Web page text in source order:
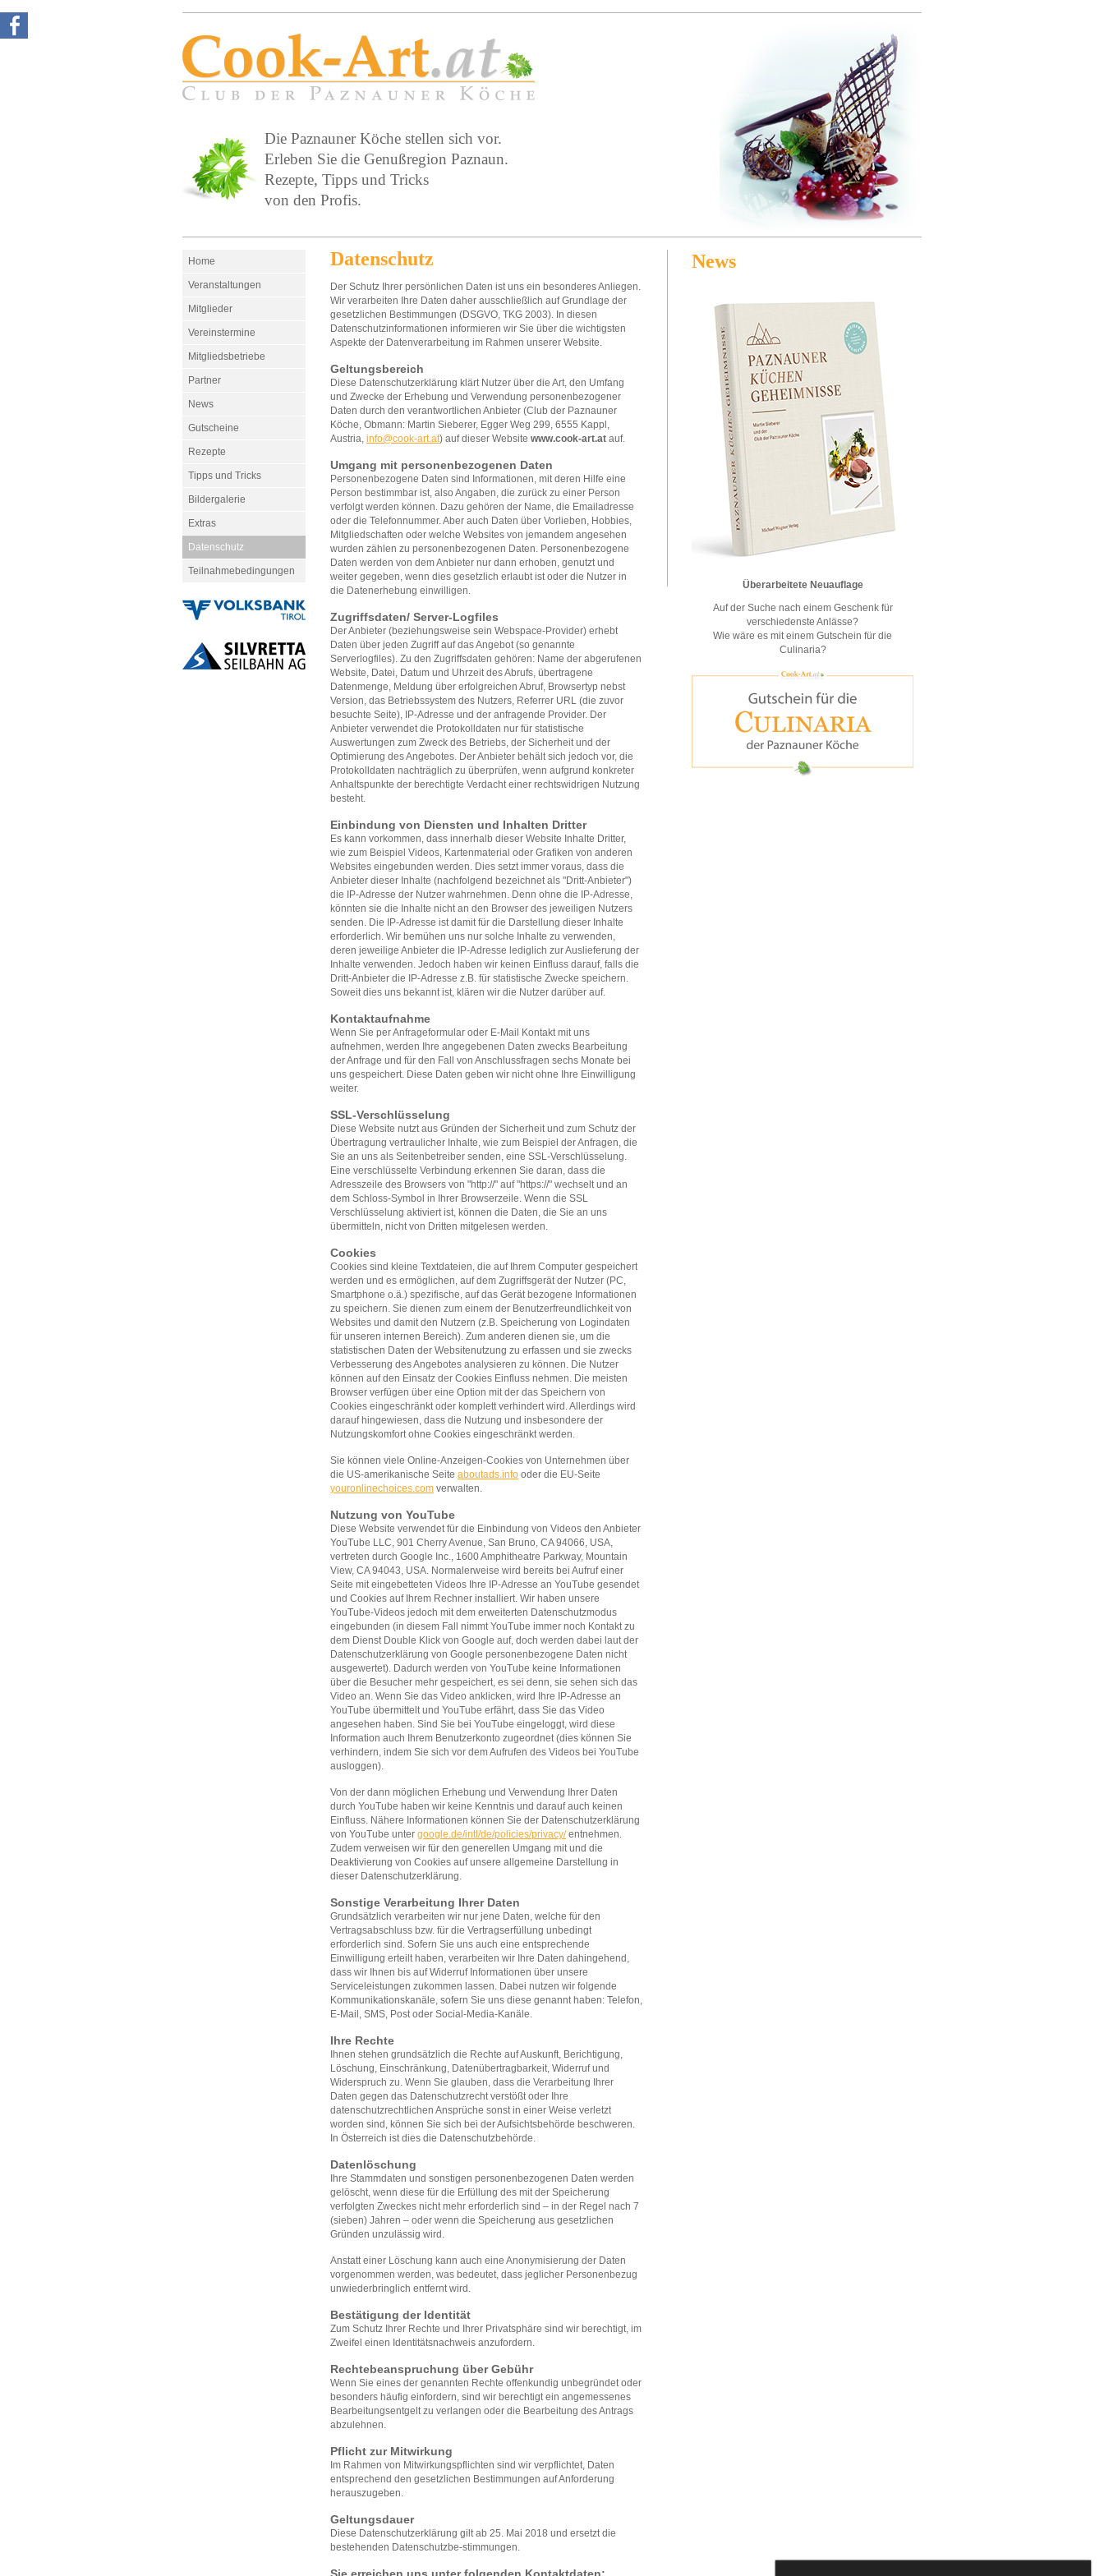
Die Paznauner Köche stellen sich vor.
Erleben Sie die Genußregion Paznaun.
Rezepte, Tipps und Tricks
von den Profis.
Home
Veranstaltungen
Mitglieder
Vereinstermine
Mitgliedsbetriebe
Partner
News
Gutscheine
Rezepte
Tipps und Tricks
Bildergalerie
Extras
Datenschutz
Teilnahmebedingungen
Datenschutz
Der Schutz Ihrer persönlichen Daten ist uns ein besonderes Anliegen.
Wir verarbeiten Ihre Daten daher ausschließlich auf Grundlage der
gesetzlichen Bestimmungen (DSGVO, TKG 2003). In diesen
Datenschutzinformationen informieren wir Sie über die wichtigsten
Aspekte der Datenverarbeitung im Rahmen unserer Website.
Geltungsbereich
Diese Datenschutzerklärung klärt Nutzer über die Art, den Umfang
und Zwecke der Erhebung und Verwendung personenbezogener
Daten durch den verantwortlichen Anbieter (Club der Paznauner
Köche, Obmann: Martin Sieberer, Egger Weg 299, 6555 Kappl,
Austria, info@cook-art.at) auf dieser Website www.cook-art.at auf.
Umgang mit personenbezogenen Daten
Personenbezogene Daten sind Informationen, mit deren Hilfe eine
Person bestimmbar ist, also Angaben, die zurück zu einer Person
verfolgt werden können. Dazu gehören der Name, die Emailadresse
oder die Telefonnummer. Aber auch Daten über Vorlieben, Hobbies,
Mitgliedschaften oder welche Websites von jemandem angesehen
wurden zählen zu personenbezogenen Daten. Personenbezogene
Daten werden von dem Anbieter nur dann erhoben, genutzt und
weiter gegeben, wenn dies gesetzlich erlaubt ist oder die Nutzer in
die Datenerhebung einwilligen.
Zugriffsdaten/ Server-Logfiles
Der Anbieter (beziehungsweise sein Webspace-Provider) erhebt
Daten über jeden Zugriff auf das Angebot (so genannte
Serverlogfiles). Zu den Zugriffsdaten gehören: Name der abgerufenen
Website, Datei, Datum und Uhrzeit des Abrufs, übertragene
Datenmenge, Meldung über erfolgreichen Abruf, Browsertyp nebst
Version, das Betriebssystem des Nutzers, Referrer URL (die zuvor
besuchte Seite), IP-Adresse und der anfragende Provider. Der
Anbieter verwendet die Protokolldaten nur für statistische
Auswertungen zum Zweck des Betriebs, der Sicherheit und der
Optimierung des Angebotes. Der Anbieter behält sich jedoch vor, die
Protokolldaten nachträglich zu überprüfen, wenn aufgrund konkreter
Anhaltspunkte der berechtigte Verdacht einer rechtswidrigen Nutzung
besteht.
Einbindung von Diensten und Inhalten Dritter
Es kann vorkommen, dass innerhalb dieser Website Inhalte Dritter,
wie zum Beispiel Videos, Kartenmaterial oder Grafiken von anderen
Websites eingebunden werden. Dies setzt immer voraus, dass die
Anbieter dieser Inhalte (nachfolgend bezeichnet als "Dritt-Anbieter")
die IP-Adresse der Nutzer wahrnehmen. Denn ohne die IP-Adresse,
könnten sie die Inhalte nicht an den Browser des jeweiligen Nutzers
senden. Die IP-Adresse ist damit für die Darstellung dieser Inhalte
erforderlich. Wir bemühen uns nur solche Inhalte zu verwenden,
deren jeweilige Anbieter die IP-Adresse lediglich zur Auslieferung der
Inhalte verwenden. Jedoch haben wir keinen Einfluss darauf, falls die
Dritt-Anbieter die IP-Adresse z.B. für statistische Zwecke speichern.
Soweit dies uns bekannt ist, klären wir die Nutzer darüber auf.
Kontaktaufnahme
Wenn Sie per Anfrageformular oder E-Mail Kontakt mit uns
aufnehmen, werden Ihre angegebenen Daten zwecks Bearbeitung
der Anfrage und für den Fall von Anschlussfragen sechs Monate bei
uns gespeichert. Diese Daten geben wir nicht ohne Ihre Einwilligung
weiter.
SSL-Verschlüsselung
Diese Website nutzt aus Gründen der Sicherheit und zum Schutz der
Übertragung vertraulicher Inhalte, wie zum Beispiel der Anfragen, die
Sie an uns als Seitenbetreiber senden, eine SSL-Verschlüsselung.
Eine verschlüsselte Verbindung erkennen Sie daran, dass die
Adresszeile des Browsers von "http://" auf "https://" wechselt und an
dem Schloss-Symbol in Ihrer Browserzeile. Wenn die SSL
Verschlüsselung aktiviert ist, können die Daten, die Sie an uns
übermitteln, nicht von Dritten mitgelesen werden.
Cookies
Cookies sind kleine Textdateien, die auf Ihrem Computer gespeichert
werden und es ermöglichen, auf dem Zugriffsgerät der Nutzer (PC,
Smartphone o.ä.) spezifische, auf das Gerät bezogene Informationen
zu speichern. Sie dienen zum einem der Benutzerfreundlichkeit von
Websites und damit den Nutzern (z.B. Speicherung von Logindaten
für unseren internen Bereich). Zum anderen dienen sie, um die
statistischen Daten der Websitenutzung zu erfassen und sie zwecks
Verbesserung des Angebotes analysieren zu können. Die Nutzer
können auf den Einsatz der Cookies Einfluss nehmen. Die meisten
Browser verfügen über eine Option mit der das Speichern von
Cookies eingeschränkt oder komplett verhindert wird. Allerdings wird
darauf hingewiesen, dass die Nutzung und insbesondere der
Nutzungskomfort ohne Cookies eingeschränkt werden.
Sie können viele Online-Anzeigen-Cookies von Unternehmen über
die US-amerikanische Seite aboutads.info oder die EU-Seite
youronlinechoices.com verwalten.
Nutzung von YouTube
Diese Website verwendet für die Einbindung von Videos den Anbieter
YouTube LLC, 901 Cherry Avenue, San Bruno, CA 94066, USA,
vertreten durch Google Inc., 1600 Amphitheatre Parkway, Mountain
View, CA 94043, USA. Normalerweise wird bereits bei Aufruf einer
Seite mit eingebetteten Videos Ihre IP-Adresse an YouTube gesendet
und Cookies auf Ihrem Rechner installiert. Wir haben unsere
YouTube-Videos jedoch mit dem erweiterten Datenschutzmodus
eingebunden (in diesem Fall nimmt YouTube immer noch Kontakt zu
dem Dienst Double Klick von Google auf, doch werden dabei laut der
Datenschutzerklärung von Google personenbezogene Daten nicht
ausgewertet). Dadurch werden von YouTube keine Informationen
über die Besucher mehr gespeichert, es sei denn, sie sehen sich das
Video an. Wenn Sie das Video anklicken, wird Ihre IP-Adresse an
YouTube übermittelt und YouTube erfährt, dass Sie das Video
angesehen haben. Sind Sie bei YouTube eingeloggt, wird diese
Information auch Ihrem Benutzerkonto zugeordnet (dies können Sie
verhindern, indem Sie sich vor dem Aufrufen des Videos bei YouTube
ausloggen).
Von der dann möglichen Erhebung und Verwendung Ihrer Daten
durch YouTube haben wir keine Kenntnis und darauf auch keinen
Einfluss. Nähere Informationen können Sie der Datenschutzerklärung
von YouTube unter google.de/intl/de/policies/privacy/entnehmen.
Zudem verweisen wir für den generellen Umgang mit und die
Deaktivierung von Cookies auf unsere allgemeine Darstellung in
dieser Datenschutzerklärung.
Sonstige Verarbeitung Ihrer Daten
Grundsätzlich verarbeiten wir nur jene Daten, welche für den
Vertragsabschluss bzw. für die Vertragserfüllung unbedingt
erforderlich sind. Sofern Sie uns auch eine entsprechende
Einwilligung erteilt haben, verarbeiten wir Ihre Daten dahingehend,
dass wir Ihnen bis auf Widerruf Informationen über unsere
Serviceleistungen zukommen lassen. Dabei nutzen wir folgende
Kommunikationskanäle, sofern Sie uns diese genannt haben: Telefon,
E-Mail, SMS, Post oder Social-Media-Kanäle.
Ihre Rechte
Ihnen stehen grundsätzlich die Rechte auf Auskunft, Berichtigung,
Löschung, Einschränkung, Datenübertragbarkeit, Widerruf und
Widerspruch zu. Wenn Sie glauben, dass die Verarbeitung Ihrer
Daten gegen das Datenschutzrecht verstößt oder Ihre
datenschutzrechtlichen Ansprüche sonst in einer Weise verletzt
worden sind, können Sie sich bei der Aufsichtsbehörde beschweren.
In Österreich ist dies die Datenschutzbehörde.
Datenlöschung
Ihre Stammdaten und sonstigen personenbezogenen Daten werden
gelöscht, wenn diese für die Erfüllung des mit der Speicherung
verfolgten Zweckes nicht mehr erforderlich sind – in der Regel nach 7
(sieben) Jahren – oder wenn die Speicherung aus gesetzlichen
Gründen unzulässig wird.
Anstatt einer Löschung kann auch eine Anonymisierung der Daten
vorgenommen werden, was bedeutet, dass jeglicher Personenbezug
unwiederbringlich entfernt wird.
Bestätigung der Identität
Zum Schutz Ihrer Rechte und Ihrer Privatsphäre sind wir berechtigt, im
Zweifel einen Identitätsnachweis anzufordern.
Rechtebeanspruchung über Gebühr
Wenn Sie eines der genannten Rechte offenkundig unbegründet oder
besonders häufig einfordern, sind wir berechtigt ein angemessenes
Bearbeitungsentgelt zu verlangen oder die Bearbeitung des Antrags
abzulehnen.
Pflicht zur Mitwirkung
Im Rahmen von Mitwirkungspflichten sind wir verpflichtet, Daten
entsprechend den gesetzlichen Bestimmungen auf Anforderung
herauszugeben.
Geltungsdauer
Diese Datenschutzerklärung gilt ab 25. Mai 2018 und ersetzt die
bestehenden Datenschutzbe-stimmungen.
News
Überarbeitete Neuauflage
Auf der Suche nach einem Geschenk für
verschiedenste Anlässe?
Wie wäre es mit einem Gutschein für die
Culinaria?